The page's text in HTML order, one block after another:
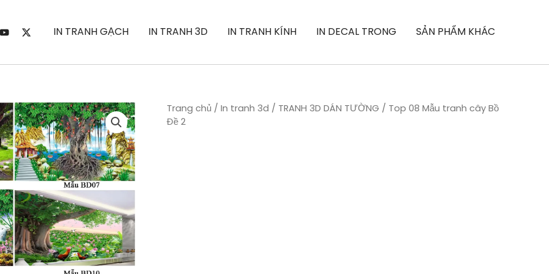
IN TRANH GẠCH IN TRANH 3D IN TRANH KÍNH IN DECAL TRONG SẢN PHẨM KHÁC
Trang chủ / In tranh 3d / TRANH 3D DÁN TƯỜNG / Top 08 Mẫu tranh cây Bồ
Đề 2